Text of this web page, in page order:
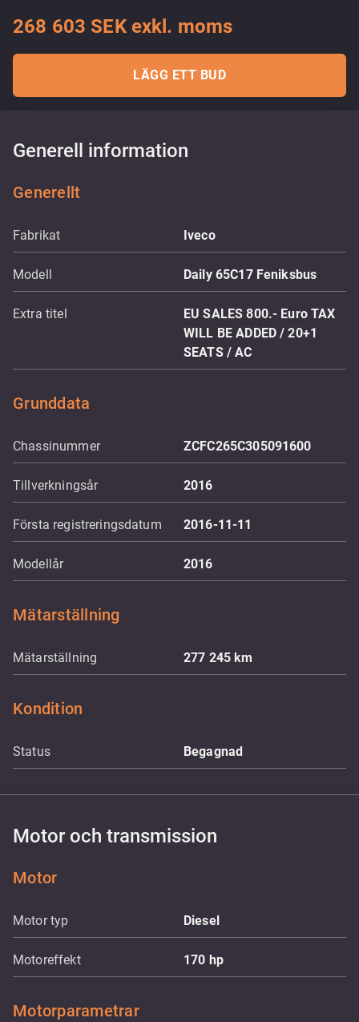
268 603 SEK exkl. moms
LÄGG ETT BUD
Generell information
Generellt
Fabrikat Iveco
Modell Daily 65C17 Feniksbus
Extra titel
EU SALES 800.- Euro TAX
WILL BE ADDED / 20+1
SEATS / AC
Grunddata
Chassinummer ZCFC265C305091600
Tillverkningsår 2016
Första registreringsdatum 2016-11-11
Modellår 2016
Mätarställning
Mätarställning 277 245km
Kondition
Status Begagnad
Motor och transmission
Motor
Motor typ Diesel
Motoreffekt 170 hp
Motorparametrar